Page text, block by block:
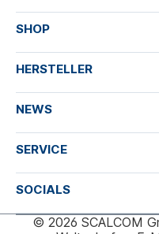
SHOP
HERSTELLER
NEWS
SERVICE
SOCIALS
© 2026 SCALCOM